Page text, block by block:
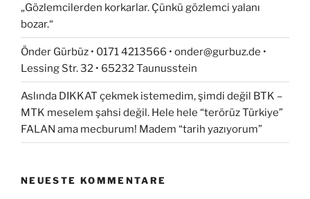
„Gözlemcilerden korkarlar. Çünkü gözlemci yalanı
bozar.“
Önder Gürbüz • 0171 4213566 • onder@gurbuz.de •
Lessing Str. 32 • 65232 Taunusstein
Aslında DIKKAT çekmek istemedim, şimdi değil BTK –
MTK meselem şahsi değil. Hele hele “terörüz Türkiye”
FALAN ama mecburum! Madem “tarih yazıyorum”
NEUESTE KOMMENTARE